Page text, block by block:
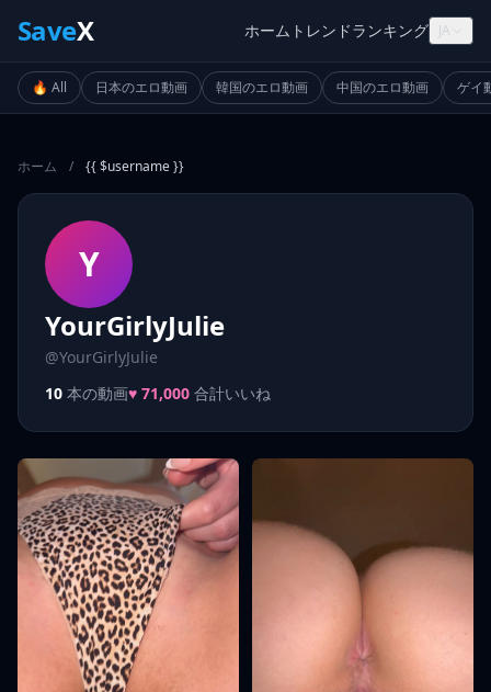
SaveX ホーム トレンドランキング JA
🔥 All 日本のエロ動画 韓国のエロ動画 中国のエロ動画 ゲイ
ホーム / {{ $username }}
Y
YourGirlyJulie
@YourGirlyJulie
10 本の動画♥ 71,000 合計いいね